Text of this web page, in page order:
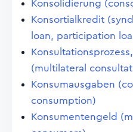
Konsolidierung
Konsortialkredit
loan, participation
(multilateral
Konsumausgaben
consumption)
Konsumentengeld